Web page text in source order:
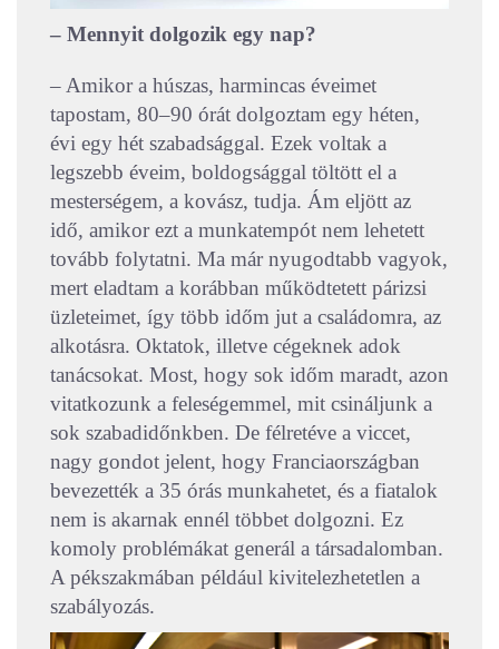
– Mennyit dolgozik egy nap?
– Amikor a húszas, harmincas éveimet
tapostam, 80–90 órát dolgoztam egy héten,
évi egy hét szabadsággal. Ezek voltak a
legszebb éveim, boldogsággal töltött el a
mesterségem, a kovász, tudja. Ám eljött az
idő, amikor ezt a munkatempót nem lehetett
tovább folytatni. Ma már nyugodtabb vagyok,
mert eladtam a korábban működtetett párizsi
üzleteimet, így több időm jut a családomra, az
alkotásra. Oktatok, illetve cégeknek adok
tanácsokat. Most, hogy sok időm maradt, azon
vitatkozunk a feleségemmel, mit csináljunk a
sok szabadidőnkben. De félretéve a viccet,
nagy gondot jelent, hogy Franciaországban
bevezették a 35 órás munkahetet, és a fiatalok
nem is akarnak ennél többet dolgozni. Ez
komoly problémákat generál a társadalomban.
A pékszakmában például kivitelezhetetlen a
szabályozás.